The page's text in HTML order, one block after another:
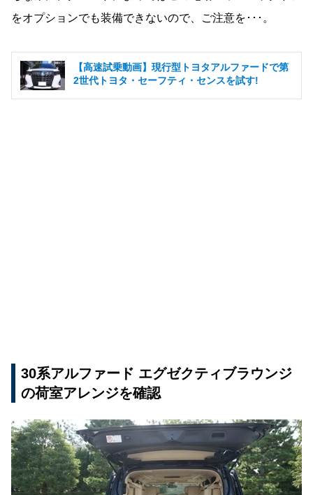
をオプションでも装備できないので、ご注意を･･･。
【高速試乗動画】現行型トヨタアルファードで第
2世代トヨタ・セーフティ・センスを試す!
30系アルファード エグゼクティブラウンジ
の荷室アレンジを確認